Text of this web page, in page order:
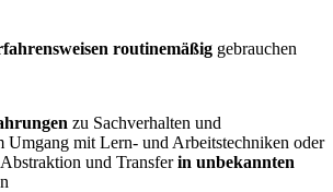
routinemäßig gebrauchen
zu Sachverhalten und
Umgang mit Lern- und Arbeitstechniken oder
und Transferin unbekannten